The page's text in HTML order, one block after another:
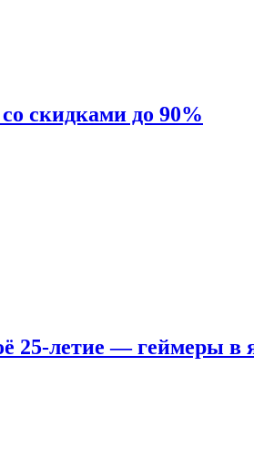
скидками до 90%
25-летие — геймеры в